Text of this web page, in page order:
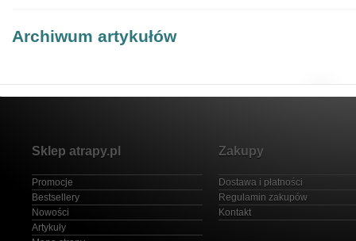
Archiwum artykułów
Sklep atrapy.pl
Promocje
Bestsellery
Nowości
Artykuły
Zakupy
Dostawa i płatności
Regulamin zakupów
Kontakt